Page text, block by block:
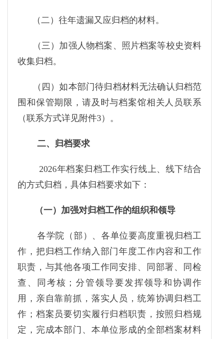
（二）往年遗漏又应归档的材料。
（三）加强人物档案、照片档案等校史资料
收集归档。
（四）如本部门待归档材料无法确认归档范
围和保管期限，请及时与档案馆相关人员联系
（联系方式详见附件3）。
二、归档要求
2026年档案归档工作实行线上、线下结合
的方式归档，具体归档要求如下：
（一）加强对归档工作的组织和领导
各学院（部）、各单位要高度重视归档工
作，把归档工作纳入部门年度工作内容和工作
职责，与其他各项工作同安排、同部署、同检
查、同考核；分管领导要发挥领导和协调作
用，亲自靠前抓，落实人员，统筹协调归档工
作；档案员要切实履行归档职责，按照归档规
定，完成本部门、本单位形成的全部档案材料